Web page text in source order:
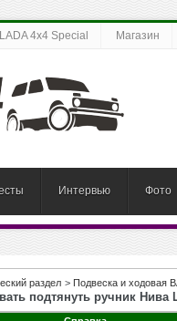
LADA 4x4 Special Магазин
Интервью Фото
раздел > Подвеска и ходовая
подтянуть ручник Нива